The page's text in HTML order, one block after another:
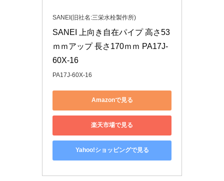
SANEI(旧社名:三栄水栓製作所)
SANEI 上向き自在パイプ 高さ53
ｍｍアップ 長さ170ｍｍ PA17J-
60X-16
PA17J-60X-16
Amazonで見る
楽天市場で見る
Yahoo!ショッピングで見る